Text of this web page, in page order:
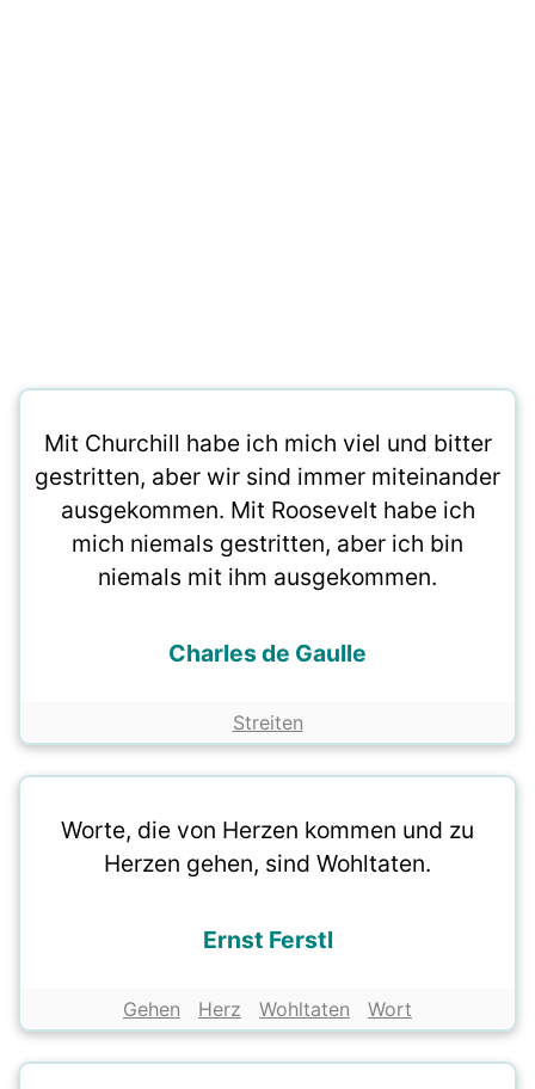
Mit Churchill habe ich mich viel und bitter
gestritten, aber wir sind immer miteinander
ausgekommen. Mit Roosevelt habe ich
mich niemals gestritten, aber ich bin
niemals mit ihm ausgekommen.
Charles de Gaulle
Streiten
Worte, die von Herzen kommen und zu
Herzen gehen, sind Wohltaten.
Ernst Ferstl
Gehen Herz Wohltaten Wort